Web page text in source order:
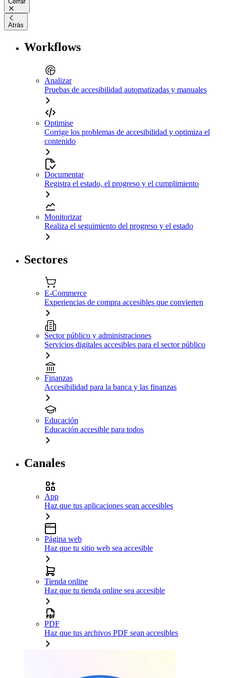
Atrás
Workflows
Analizar
Pruebas de accesibilidad automatizadas y manuales
Optimise
Corrige los problemas de accesibilidad y optimiza el
contenido
Documentar
Registra el estado, el progreso y el cumplimiento
Monitorizar
Realiza el seguimiento del progreso y el estado
Sectores
E-Commerce
Experiencias de compra accesibles que convierten
Sector público y administraciones
Servicios digitales accesibles para el sector público
Finanzas
Accesibilidad para la banca y las finanzas
Educación
Educación accesible para todos
Canales
App
Haz que tus aplicaciones sean accesibles
Página web
Haz que tu sitio web sea accesible
Tienda online
Haz que tu tienda online sea accesible
PDF
Haz que tus archivos PDF sean accesibles